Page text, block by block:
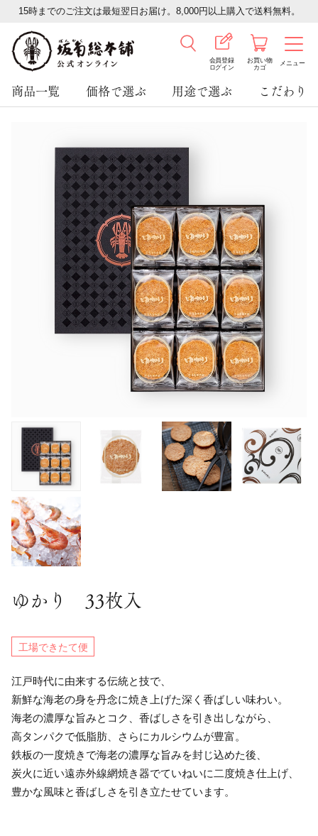
15時までのご注文は最短翌日お届け。8,000円以上購入で送料無料。
会員登録
ログイン
お買い物
カゴ
メニュー
商品一覧 価格で選ぶ 用途で選ぶ こだわり
ゆかり 33枚入
工場できたて便
江戸時代に由来する伝統と技で、
新鮮な海老の身を丹念に焼き上げた深く香ばしい味わい。
海老の濃厚な旨みとコク、香ばしさを引き出しながら、
高タンパクで低脂肪、さらにカルシウムが豊富。
鉄板の一度焼きで海老の濃厚な旨みを封じ込めた後、
炭火に近い遠赤外線網焼き器でていねいに二度焼き仕上げ、
豊かな風味と香ばしさを引き立たせています。